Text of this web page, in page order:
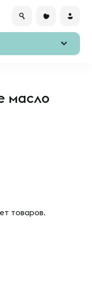
масло
товаров.